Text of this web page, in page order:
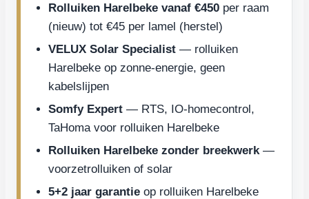
Rolluiken Harelbeke vanaf €450 per raam
(nieuw) tot €45 per lamel (herstel)
VELUX Solar Specialist — rolluiken
Harelbeke op zonne-energie, geen
kabelslijpen
Somfy Expert — RTS, IO-homecontrol,
TaHoma voor rolluiken Harelbeke
Rolluiken Harelbeke zonder breekwerk —
voorzetrolluiken of solar
5+2 jaar garantie op rolluiken Harelbeke